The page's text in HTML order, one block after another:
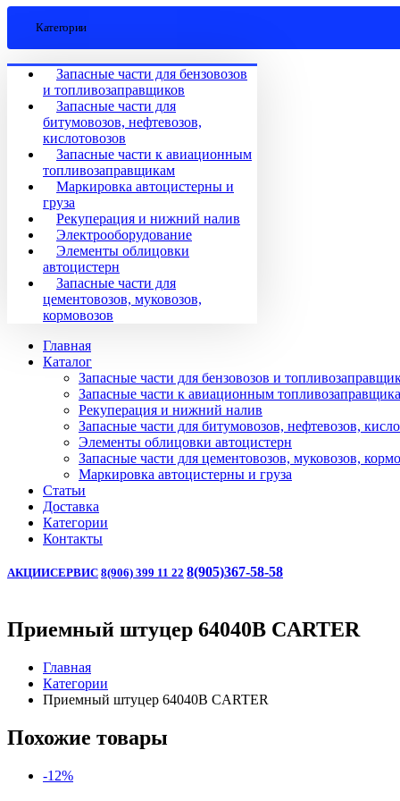
Категории
Запасные части для бензовозов
и топливозаправщиков
Запасные части для
битумовозов, нефтевозов,
кислотовозов
Запасные части к авиационным
топливозаправщикам
Маркировка автоцистерны и
груза
Рекуперация и нижний налив
Электрооборудование
Элементы облицовки
автоцистерн
Запасные части для
цементовозов, муковозов,
кормовозов
Главная
Каталог
Запасные части для бензовозов и
Запасные части к авиационным
Рекуперация и нижний налив
Запасные части для битумовозов, нефтевозов,
Элементы облицовки автоцистерн
Запасные части для цементовозов, муковозов,
Маркировка автоцистерны и груза
Статьи
Доставка
Категории
Контакты
АКЦИИСЕРВИС 8(906) 399 11 22 8(905)367-58-58
Приемный штуцер 64040B CARTER
Главная
Категории
Приемный штуцер 64040B CARTER
Похожие товары
-12%